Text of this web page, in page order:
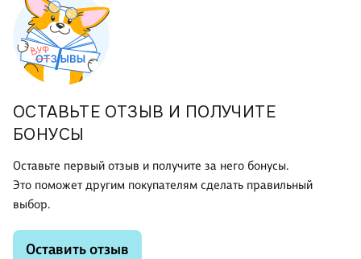
ОСТАВЬТЕ ОТЗЫВ И ПОЛУЧИТЕ
БОНУСЫ
Оставьте первый отзыв и получите за него бонусы.
Это поможет другим покупателям сделать правильный
выбор.
Оставить отзыв